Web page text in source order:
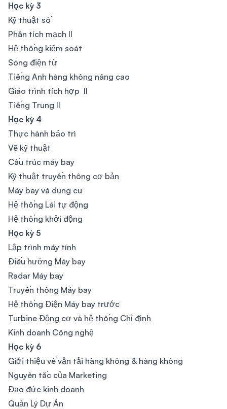
Học kỳ 3
Kỹ thuật số
Phân tích mạch II
Hệ thống kiểm soát
Sóng điện từ
Tiếng Anh hàng không nâng cao
Giáo trình tích hợp II
Tiếng Trung II
Học kỳ 4
Thực hành bảo trì
Vẽ kỹ thuật
Cấu trúc máy bay
Kỹ thuật truyền thông cơ bản
Máy bay và dụng cu
Hệ thống Lái tự động
Hệ thống khởi động
Học kỳ 5
Lập trình máy tính
Điều hướng Máy bay
Radar Máy bay
Truyền thông Máy bay
Hệ thống Điện Máy bay trước
Turbine Động cơ và hệ thống Chỉ định
Kinh doanh Công nghệ
Học kỳ 6
Giới thiệu về vận tải hàng không & hàng không
Nguyên tắc của Marketing
Đạo đức kinh doanh
Quản Lý Dự Án